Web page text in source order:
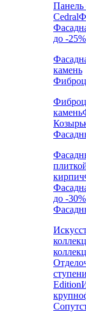
Панель
Cedral
до -25%
камень
камень
кирпич
до -30%
ступени
Edition